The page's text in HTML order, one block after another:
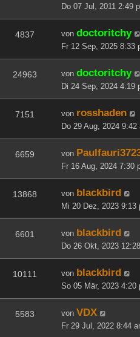
Do 07 Jul, 2011 2:49
4837 von doctoritchy
Fr 12 Sep, 2025 8:33
24963 von doctoritchy
Di 24 Sep, 2024 4:19
7151 von rosshaden
Do 29 Aug, 2024 9:42
6659 von
Fr 16 Aug, 2024 7:30
13868 von blackbird
Mi 20 Dez, 2023 9:13
6601 von blackbird
Do 26 Okt, 2023
10111 von blackbird
So 05 Mär, 2023 4:20
5583 von VDX
Fr 29 Jul, 2022 8:44